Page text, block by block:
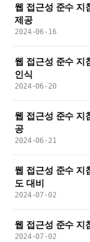
웹 접근성 준수 지
제공
2024-06-16
웹 접근성 준수 지
인식
2024-06-20
웹 접근성 준수 지
공
2024-06-21
웹 접근성 준수 지
도 대비
2024-07-02
웹 접근성 준수 지
2024-07-02